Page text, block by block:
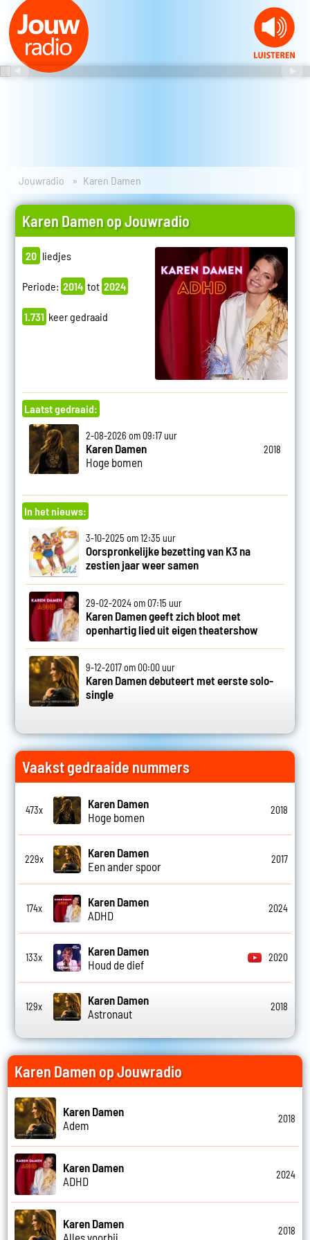
Jouwradio Karen Damen
Karen Damen op Jouwradio
20 liedjes
Periode: 2014 tot 2024
1.731 keer gedraaid
Laatst gedraaid:
2-08-2026 om 09:17 uur
Karen Damen
Hoge bomen
2018
In het nieuws:
3-10-2025 om 12:35 uur
Oorspronkelijke bezetting van K3 na
zestien jaar weer samen
29-02-2024 om 07:15 uur
Karen Damen geeft zich bloot met
openhartig lied uit eigen theatershow
9-12-2017 om 00:00 uur
Karen Damen debuteert met eerste solo-
single
Vaakst gedraaide nummers
473x
Karen Damen
Hoge bomen
2018
229x
Karen Damen
Een ander spoor
2017
174x
Karen Damen
ADHD
2024
133x
Karen Damen
Houd de dief
2020
129x
Karen Damen
Astronaut
2018
Karen Damen op Jouwradio
Karen Damen
Adem
2018
Karen Damen
ADHD
2024
Karen Damen
2018